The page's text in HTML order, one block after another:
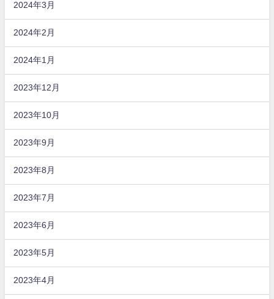
2024年3月
2024年2月
2024年1月
2023年12月
2023年10月
2023年9月
2023年8月
2023年7月
2023年6月
2023年5月
2023年4月